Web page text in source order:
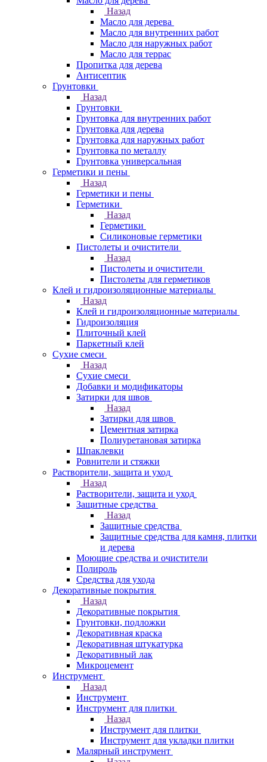
Назад
Масло для дерева
Масло для внутренних работ
Масло для наружных работ
Масло для террас
Пропитка для дерева
Антисептик
Грунтовки
Назад
Грунтовки
Грунтовка для внутренних работ
Грунтовка для дерева
Грунтовка для наружных работ
Грунтовка по металлу
Грунтовка универсальная
Герметики и пены
Назад
Герметики и пены
Герметики
Назад
Герметики
Силиконовые герметики
Пистолеты и очистители
Назад
Пистолеты и очистители
Пистолеты для герметиков
Клей и гидроизоляционные материалы
Назад
Клей и гидроизоляционные материалы
Гидроизоляция
Плиточный клей
Паркетный клей
Сухие смеси
Назад
Сухие смеси
Добавки и модификаторы
Затирки для швов
Назад
Затирки для швов
Цементная затирка
Полиуретановая затирка
Шпаклевки
Ровнители и стяжки
Растворители, защита и уход
Назад
Растворители, защита и уход
Защитные средства
Назад
Защитные средства
Защитные средства для камня, плитки
и дерева
Моющие средства и очистители
Полироль
Средства для ухода
Декоративные покрытия
Назад
Декоративные покрытия
Грунтовки, подложки
Декоративная краска
Декоративная штукатурка
Декоративный лак
Микроцемент
Инструмент
Назад
Инструмент
Инструмент для плитки
Назад
Инструмент для плитки
Инструмент для укладки плитки
Малярный инструмент